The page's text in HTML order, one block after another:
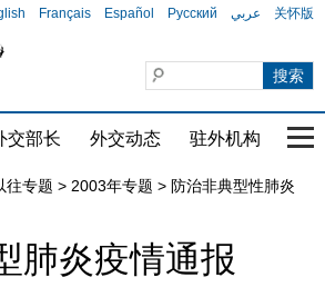
Français Español Русский عربي 关怀版
交部长 外交动态 驻外机构 国
往专题 > 2003年专题 > 防治非典型性肺炎
肺炎疫情通报